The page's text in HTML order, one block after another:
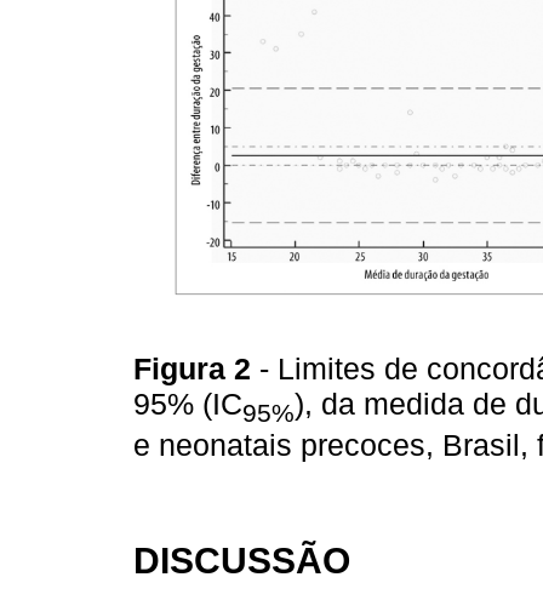
Figura 2 - Limites de
95% (IC95%), da medida de
e neonatais precoces,
DISCUSSÃO